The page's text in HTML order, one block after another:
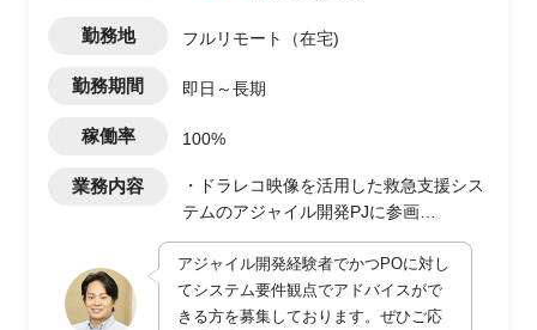
勤務地 フルリモート（在宅)
勤務期間 即日～長期
稼働率 100%
業務内容
・ドラレコ映像を活用した救急支援シス
テムのアジャイル開発PJに参画
・POに対してシステム観点でのアドバ
イスおよび補佐を実施
・現行は一部都市で運用開始、今後全国
展開を予定
アジャイル開発経験者でかつPOに対し
てシステム要件観点でアドバイスがで
きる方を募集しております。ぜひご応